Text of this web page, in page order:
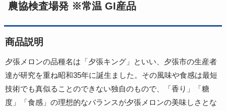
農協検査場発 ※常温 GI産品
商品説明
夕張メロンの品種名は「夕張キング」といい、夕張市の生産者
達が研究を重ね昭和35年に誕生ました。その風味や食感は最短
技術でも真似ることのできない独自のもので、「香り」「糖
度」「食感」の理想的なバランスが夕張メロンの美味しさとな